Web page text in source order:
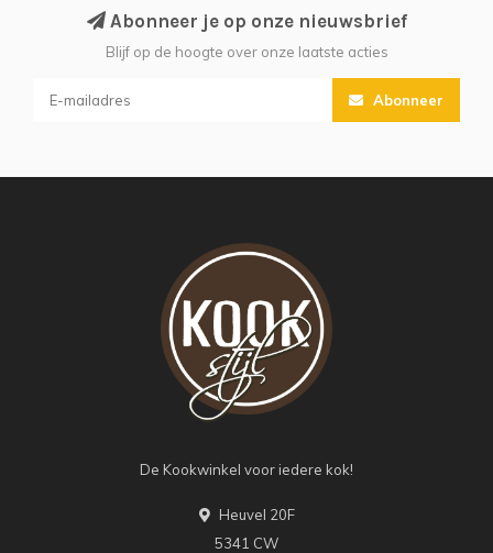
Abonneer je op onze nieuwsbrief
Blijf op de hoogte over onze laatste acties
Abonneer
De Kookwinkel voor iedere kok!
Heuvel 20F
5341 CW